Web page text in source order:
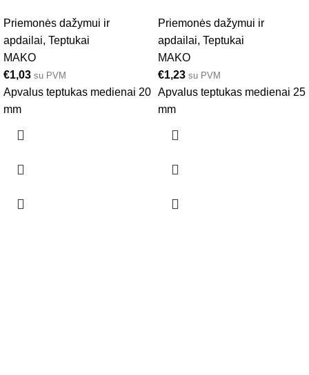
Priemonės dažymui ir
apdailai, Teptukai
MAKO
€1,03 su PVM
Apvalus teptukas medienai 20
mm
Priemonės dažymui ir
apdailai, Teptukai
MAKO
€1,23 su PVM
Apvalus teptukas medienai 25
mm